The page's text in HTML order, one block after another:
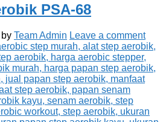
PSA-68
by Team Admin Leave a comment